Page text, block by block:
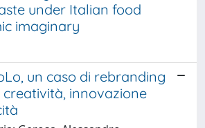
under Italian food
imaginary
un caso di rebranding
innovazione